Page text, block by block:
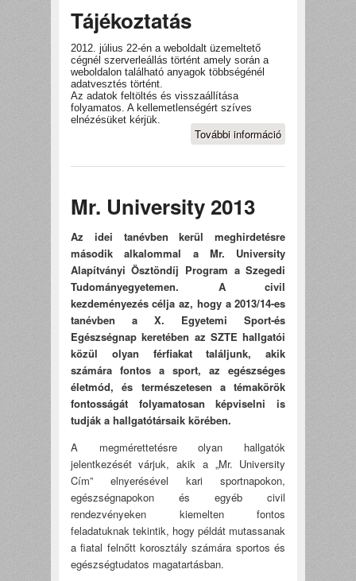
Tájékoztatás
2012. július 22-én a weboldalt üzemeltető
cégnél szerverleállás történt amely során a
weboldalon található anyagok többségénél
adatvesztés történt.
Az adatok feltöltés és visszaállítása
folyamatos. A kellemetlenségért szíves
elnézésüket kérjük.
További információ
kapcsolatosan
Mr. University 2013
Az idei tanévben kerül meghirdetésre
második alkalommal a Mr. University
Alapítványi Ösztöndíj Program a Szegedi
Tudományegyetemen. A civil
kezdeményezés célja az, hogy a 2013/14-es
tanévben a X. Egyetemi Sport-és
Egészségnap keretében az SZTE hallgatói
közül olyan férfiakat találjunk, akik
számára fontos a sport, az egészséges
életmód, és természetesen a témakörök
fontosságát folyamatosan képviselni is
tudják a hallgatótársaik körében.
A megmérettetésre olyan hallgatók
jelentkezését várjuk, akik a „Mr. University
Cím” elnyerésével kari sportnapokon,
egészségnapokon és egyéb civil
rendezvényeken kiemelten fontos
feladatuknak tekintik, hogy példát mutassanak
a fiatal felnőtt korosztály számára sportos és
egészségtudatos magatartásban.